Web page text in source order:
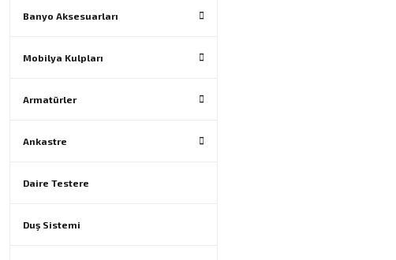
Banyo Aksesuarları
Mobilya Kulpları
Armatürler
Ankastre
Daire Testere
Duş Sistemi